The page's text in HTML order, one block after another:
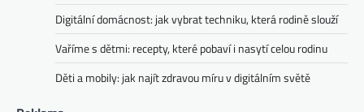
Digitální domácnost: jak vybrat techniku, která rodině slouží
Vaříme s dětmi: recepty, které pobaví i nasytí celou rodinu
Děti a mobily: jak najít zdravou míru v digitálním světě